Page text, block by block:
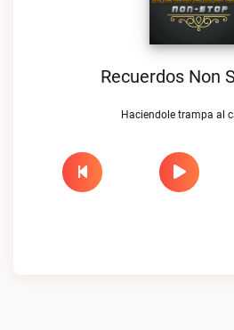
Recuerdos Non
Haciendole trampa al